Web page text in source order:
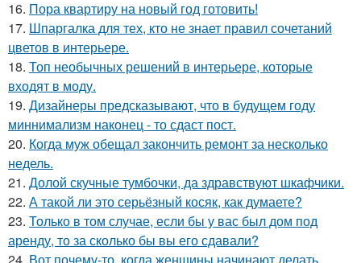
16. Пора квартиру на новый год готовить!
17. Шпаргалка для тех, кто не знает правил сочетаний
цветов в интерьере.
18. Топ необычных решений в интерьере, которые
входят в моду.
19. Дизайнеры предсказывают, что в будущем году
миннимализм наконец - то сдаст пост.
20. Когда муж обещал закончить ремонт за несколько
недель.
21. Долой скучные тумбочки, да здравствуют шкафчики.
22. А такой ли это серьёзный косяк, как думаете?
23. Только в том случае, если бы у вас был дом под
аренду, то за сколько бы вы его сдавали?